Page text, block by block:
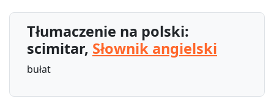
Tłumaczenie na polski:
scimitar, Słownik angielski
bułat